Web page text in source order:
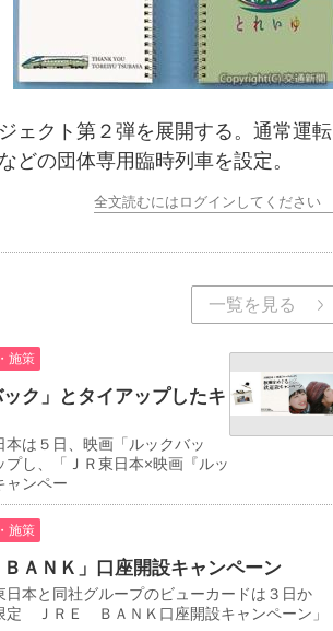
ェクト第２弾を展開する。通常運転
どの団体専用臨時列車を設定。
全文読むにはログインしてください
一覧を見る
施策
ク」とタイアップしたキ
は５日、映画「ルックバッ
し、「ＪＲ東日本×映画『ルッ
ャンペー
施策
ＡＮＫ」口座開設キャンペーン
本と同社グループのビューカードは３日か
定 ＪＲＥ ＢＡＮＫ口座開設キャンペーン」